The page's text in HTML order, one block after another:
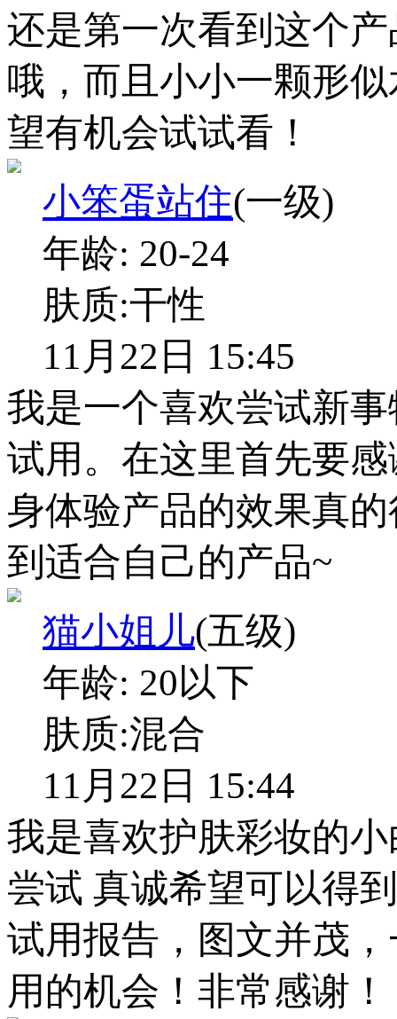
还是第一次看到这个
哦，而且小小一颗形
望有机会试试看！
小笨蛋站住(一级)
年龄: 20-24
肤质:干性
11月22日 15:45
我是一个喜欢尝试新
试用。在这里首先要
身体验产品的效果真
到适合自己的产品~
猫小姐儿(五级)
年龄: 20以下
肤质:混合
11月22日 15:44
我是喜欢护肤彩妆的
尝试 真诚希望可以得
试用报告，图文并茂
用的机会！非常感谢